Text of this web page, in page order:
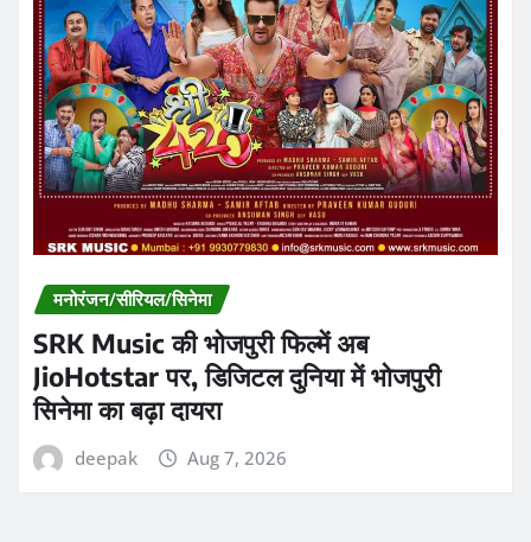
मनोरंजन/सीरियल/सिनेमा
SRK Music की भोजपुरी फिल्में अब
JioHotstar पर, डिजिटल दुनिया में भोजपुरी
सिनेमा का बढ़ा दायरा
deepak Aug 7, 2026